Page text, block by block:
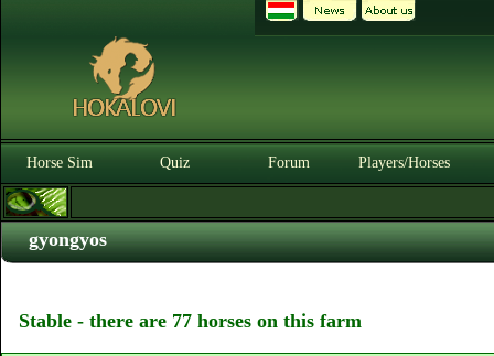
Horse Sim Quiz Forum Players/Horses
gyongyos
Stable - there are 77 horses on this farm